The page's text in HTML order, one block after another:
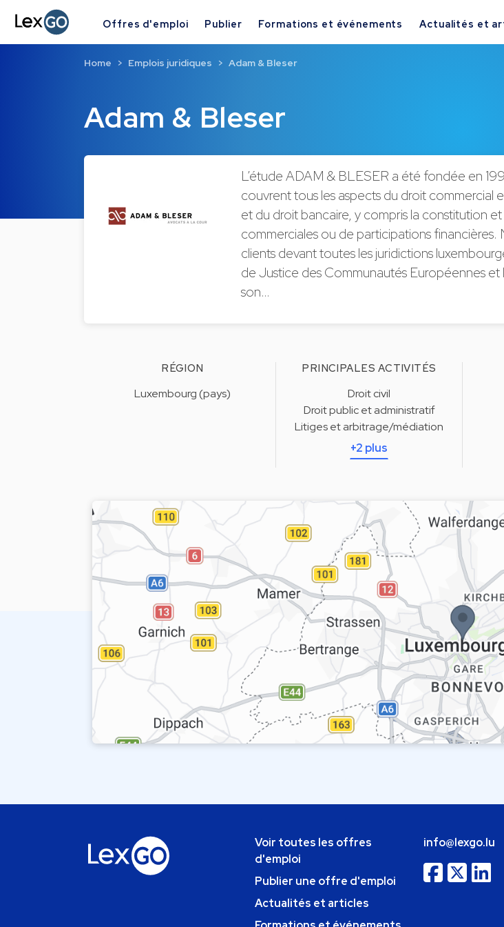
Offres d'emploi Publier Formations et événements Actualités et
Adam & Bleser
Home Emplois juridiques Adam & Bleser
L’étude ADAM & BLESER a été fondée en
couvrent tous les aspects du droit commercial
et du droit bancaire, y compris la constitution
commerciales ou de participations
clients devant toutes les juridictions
de Justice des Communautés Européennes
son…
RÉGION
Luxembourg (pays)
PRINCIPALES ACTIVITÉS
Droit civil
Droit public et administratif
Litiges et arbitrage/médiation
+2 plus
Voir toutes les offres
d'emploi
Publier une offre d'emploi
Actualités et articles
info@lexgo.lu